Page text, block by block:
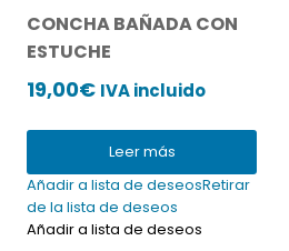
CONCHA BAÑADA CON
ESTUCHE
19,00€ IVA incluido
Leer más
Añadir a lista de deseosRetirar
de la lista de deseos
Añadir a lista de deseos